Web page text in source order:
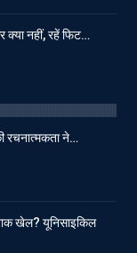
क्या नहीं, रहें फिट…
रचनात्मकता ने…
खेल? यूनिसाइकिल